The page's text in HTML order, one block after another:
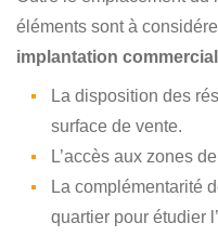
éléments sont à
implantation
La disposition des
surface de vente.
L’accès aux zones
La complémentarité
quartier pour étudier